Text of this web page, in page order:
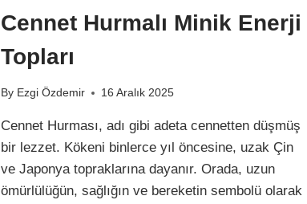
Cennet Hurmalı Minik Enerji
Topları
By Ezgi Özdemir 16 Aralık 2025
Cennet Hurması, adı gibi adeta cennetten düşmüş
bir lezzet. Kökeni binlerce yıl öncesine, uzak Çin
ve Japonya topraklarına dayanır. Orada, uzun
ömürlülüğün, sağlığın ve bereketin sembolü olarak